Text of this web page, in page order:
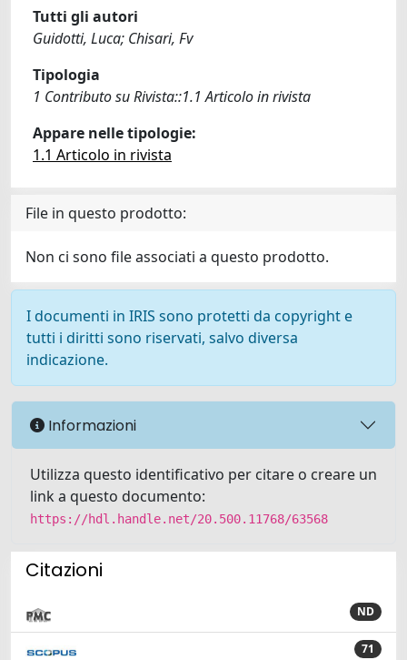
Tutti gli autori
Guidotti, Luca; Chisari, Fv
Tipologia
1 Contributo su Rivista::1.1 Articolo in rivista
Appare nelle tipologie:
1.1 Articolo in rivista
File in questo prodotto:
Non ci sono file associati a questo prodotto.
I documenti in IRIS sono protetti da copyright e
tutti i diritti sono riservati, salvo diversa
indicazione.
Informazioni
Utilizza questo identificativo per citare o creare un
link a questo documento:
https://hdl.handle.net/20.500.11768/63568
Citazioni
ND
71